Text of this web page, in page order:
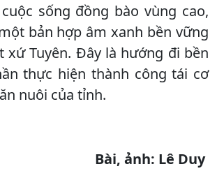
sống đồng bào vùng cao,
bản hợp âm xanh bền vững
xứ Tuyên. Đây là hướng đi bền
thực hiện thành công tái cơ
nuôi của tỉnh.
Bài, ảnh: Lê Duy